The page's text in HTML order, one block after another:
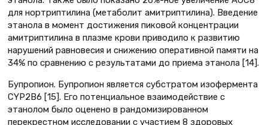
для нортриптилина (метаболит амитриптилина). Введение
этанола в момент достижения пиковой концентрации
амитриптилина в плазме крови приводило к развитию
нарушений равновесия и снижению оперативной памяти на
34% по сравнению с результатами до приема этанола [14].
Бупропион. Бупропион является субстратом изофермента
CYP2B6 [15]. Его потенциальное взаимодействие с
этанолом было оценено в рандомизированном
перекрестном исследовании с участием 8 здоровых